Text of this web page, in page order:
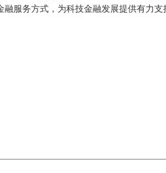
服务方式，为科技金融发展提供有力支